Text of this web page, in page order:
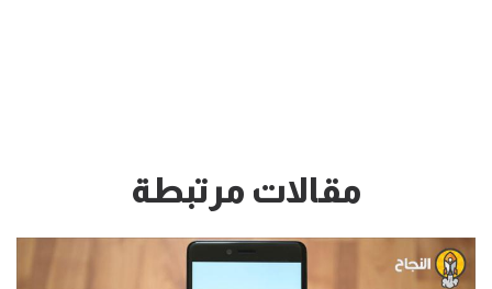
مقالات مرتبطة